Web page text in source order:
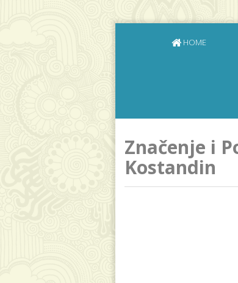
HOME
Značenje i
Kostandin